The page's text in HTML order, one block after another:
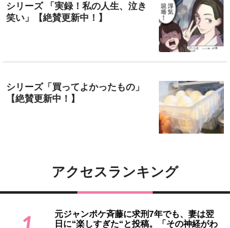
シリーズ 「実録！私の人生、泣き
笑い」【絶賛更新中！】
シリーズ「買ってよかったもの」
【絶賛更新中！】
アクセスランキング
元ジャンポケ斉藤に求刑7年でも、妻は翌
日に“楽しすぎた“と投稿。「その神経がわ